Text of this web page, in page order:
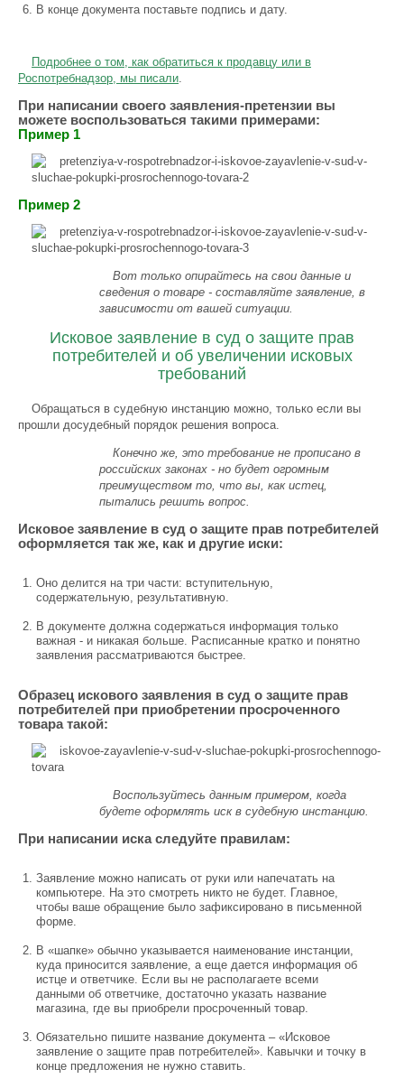
В конце документа поставьте подпись и дату.
Подробнее о том, как обратиться к продавцу или в
Роспотребнадзор, мы писали.
При написании своего заявления-претензии вы
можете воспользоваться такими примерами:
Пример 1
Пример 2
Вот только опирайтесь на свои данные и
сведения о товаре - составляйте заявление, в
зависимости от вашей ситуации.
Исковое заявление в суд о защите прав
потребителей и об увеличении исковых
требований
Обращаться в судебную инстанцию можно, только если вы
прошли досудебный порядок решения вопроса.
Конечно же, это требование не прописано в
российских законах - но будет огромным
преимуществом то, что вы, как истец,
пытались решить вопрос.
Исковое заявление в суд о защите прав потребителей
оформляется так же, как и другие иски:
Оно делится на три части: вступительную,
содержательную, результативную.
В документе должна содержаться информация только
важная - и никакая больше. Расписанные кратко и понятно
заявления рассматриваются быстрее.
Образец искового заявления в суд о защите прав
потребителей при приобретении просроченного
товара такой:
Воспользуйтесь данным примером, когда
будете оформлять иск в судебную инстанцию.
При написании иска следуйте правилам:
Заявление можно написать от руки или напечатать на
компьютере. На это смотреть никто не будет. Главное,
чтобы ваше обращение было зафиксировано в письменной
форме.
В «шапке» обычно указывается наименование инстанции,
куда приносится заявление, а еще дается информация об
истце и ответчике. Если вы не располагаете всеми
данными об ответчике, достаточно указать название
магазина, где вы приобрели просроченный товар.
Обязательно пишите название документа – «Исковое
заявление о защите прав потребителей». Кавычки и точку в
конце предложения не нужно ставить.